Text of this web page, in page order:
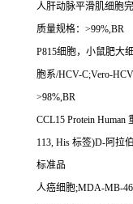
人肝动脉平滑肌细胞
质量规格： >99%,BR
P815细胞，小鼠肥大
胞系/HCV-C;Vero-
>98%,BR
CCL15 Protein Human
113, His 标签)D-阿拉
标准品
人癌细胞;MDA-MB-